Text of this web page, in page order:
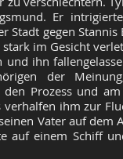
Er
Stadt gegen
im Gesicht
ihn
der
Prozess und
ihm zur
Vater auf
auf einem Schiff